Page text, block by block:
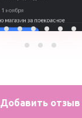
Добавить отзыв